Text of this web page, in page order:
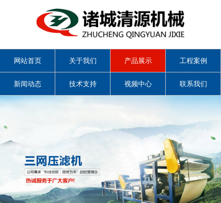
网站首页 关于我们 产品展示 工程案例
新闻动态 技术支持 视频中心 联系我们